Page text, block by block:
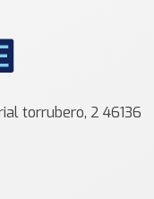
torrubero, 2 46136